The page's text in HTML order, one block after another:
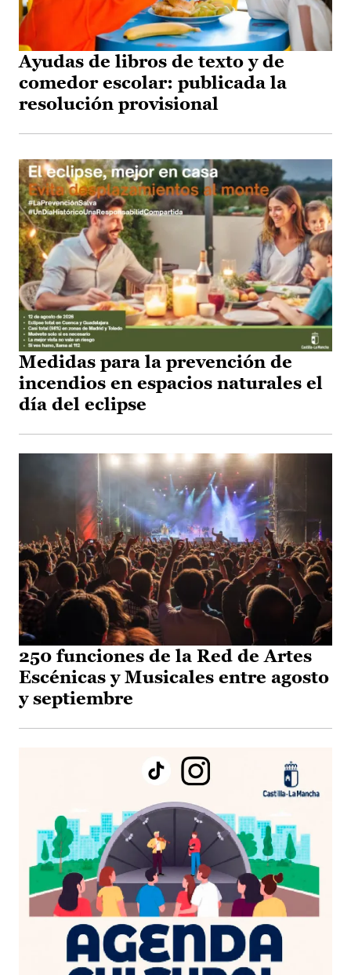
Ayudas de libros de texto y de
comedor escolar: publicada la
resolución provisional
Medidas para la prevención de
incendios en espacios naturales el
día del eclipse
250 funciones de la Red de Artes
Escénicas y Musicales entre agosto
y septiembre